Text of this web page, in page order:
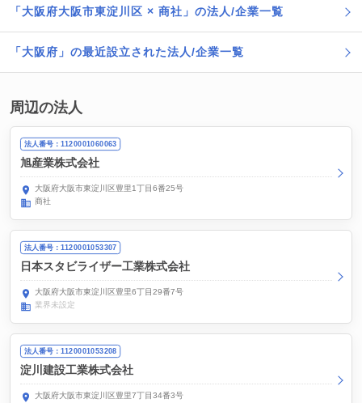
「大阪府大阪市東淀川区 × 商社」の法人/企業一覧
「大阪府」の最近設立された法人/企業一覧
周辺の法人
法人番号：1120001060063
旭産業株式会社
大阪府大阪市東淀川区豊里1丁目6番25号
商社
法人番号：1120001053307
日本スタビライザー工業株式会社
大阪府大阪市東淀川区豊里6丁目29番7号
業界未設定
法人番号：1120001053208
淀川建設工業株式会社
大阪府大阪市東淀川区豊里7丁目34番3号